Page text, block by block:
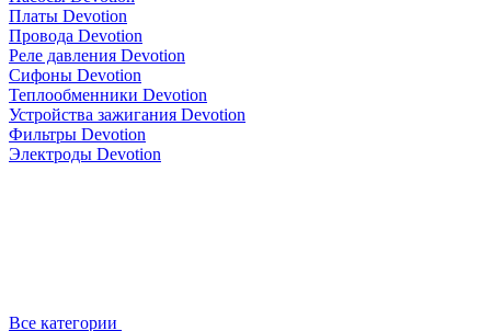
Платы Devotion
Провода Devotion
Реле давления Devotion
Сифоны Devotion
Теплообменники Devotion
Устройства зажигания Devotion
Фильтры Devotion
Электроды Devotion
Все категории